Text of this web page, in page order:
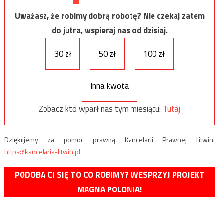
Uważasz, że robimy dobrą robotę? Nie czekaj zatem
do jutra, wspieraj nas od dzisiaj.
30 zł
50 zł 100 zł
Inna kwota
Zobacz kto wparł nas tym miesiącu: Tutaj
Dziękujemy za pomoc prawną Kancelarii Prawnej Litwin:
https://kancelaria-litwin.pl
PODOBA CI SIĘ TO CO ROBIMY? WESPRZYJ PROJEKT
MAGNA POLONIA!